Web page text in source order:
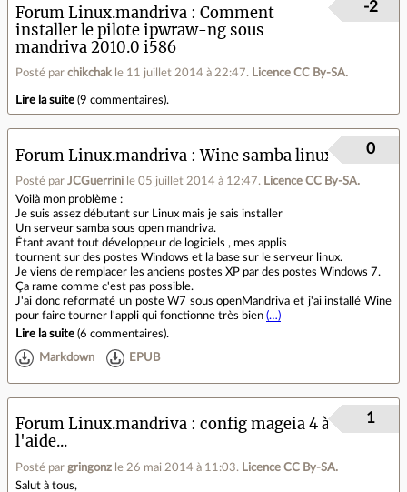
Forum Linux.mandriva
Comment
installer le pilote ipwraw-ng sous
mandriva 2010.0 i586
Posté par chikchak le 11 juillet 2014 à 22:47. Licence CC By‑SA.
-2
Lire la suite (9 commentaires).
Forum Linux.mandriva Wine samba linux
Posté par JCGuerrini le 05 juillet 2014 à 12:47. Licence CC By‑SA.
0
Voilà mon problème :
Je suis assez débutant sur Linux mais je sais installer
Un serveur samba sous open mandriva.
Étant avant tout développeur de logiciels , mes applis
tournent sur des postes Windows et la base sur le serveur linux.
Je viens de remplacer les anciens postes XP par des postes Windows 7.
Ça rame comme c'est pas possible.
J'ai donc reformaté un poste W7 sous openMandriva et j'ai installé Wine
pour faire tourner l'appli qui fonctionne très bien (…)
Lire la suite (6 commentaires).
Markdown EPUB
Forum Linux.mandriva
config mageia 4 à
l'aide...
Posté par gringonz le 26 mai 2014 à 11:03. Licence CC By‑SA.
1
Salut à tous,